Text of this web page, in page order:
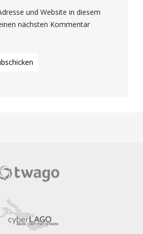
und Website in diesem
nächsten Kommentar